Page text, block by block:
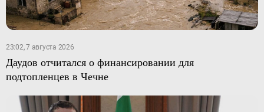
23:02, 7 августа 2026
Даудов отчитался о финансировании для
подтопленцев в Чечне